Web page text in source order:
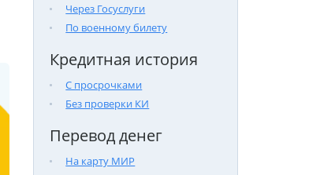
Через Госуслуги
По военному билету
Кредитная история
С просрочками
Без проверки КИ
Перевод денег
На карту МИР